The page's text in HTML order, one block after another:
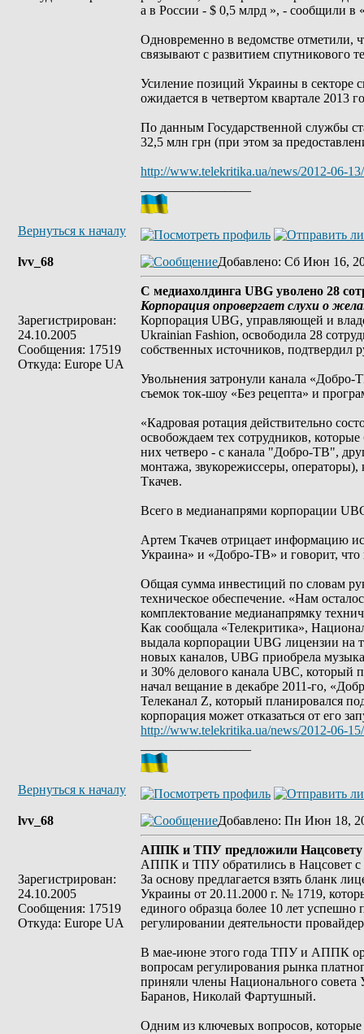
а в России - $ 0,5 млрд », - сообщили в
Одновременно в ведомстве отметили,
связывают с развитием спутникового
Усиление позиций Украины в секторе
ожидается в четвертом квартале 2013
По данным Государственной службы
32,5 млн грн (при этом за
http://www.telekritika.ua/news/2012-06-
Вернуться к началу
lvv_68
Зарегистрирован:
24.10.2005
Сообщения: 17519
Откуда: Europe UA
Добавлено: Сб Июн 16,
С медиахолдинга UBG уволено 28
Корпорация опровергает слухи о
Корпорация UBG, управляющей и
Ukrainian Fashion, освободила 28
собственных источников, подтвердил
Увольнения затронули канала «Добро-
съемок ток-шоу «Без рецепта» и
«Кадровая ротация действительно
освобождаем тех сотрудников,
них четверо - с канала "Добро-ТВ",
монтажа, звукорежиссеры,
Ткачев.
Всего в медианапрями корпорации
Артем Ткачев отрицает информацию
Украина» и «Добро-ТВ» и говорит, что
Общая сумма инвестиций по словам
техническое обеспечение. «Нам
комплектование медианапрямку
Как сообщала «Телекритика»,
выдала корпорации UBG лицензии на
новых каналов, UBG приобрела
и 30% делового канала UBC, который
начал вещание в декабре 2011-го,
Телеканал Z, который планировался
корпорация может отказаться от его
http://www.telekritika.ua/news/2012-06-
Вернуться к началу
lvv_68
Зарегистрирован:
24.10.2005
Сообщения: 17519
Откуда: Europe UA
Добавлено: Пн Июн 18,
АППК и ТПУ предложили Нацсовету
АППК и ТПУ обратились в Нацсовет с
За основу предлагается взять бланк
Украины от 20.11.2000 г. № 1719,
единого образца более 10 лет
регулировании деятельности
В мае-июне этого года ТПУ и АППК
вопросам регулирования рынка
приняли члены Национального
Баранов, Николай Фартушный.
Одним из ключевых вопросов,